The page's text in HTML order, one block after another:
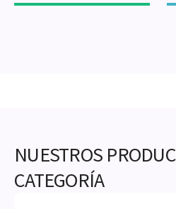
NUESTROS
CATEGORÍA